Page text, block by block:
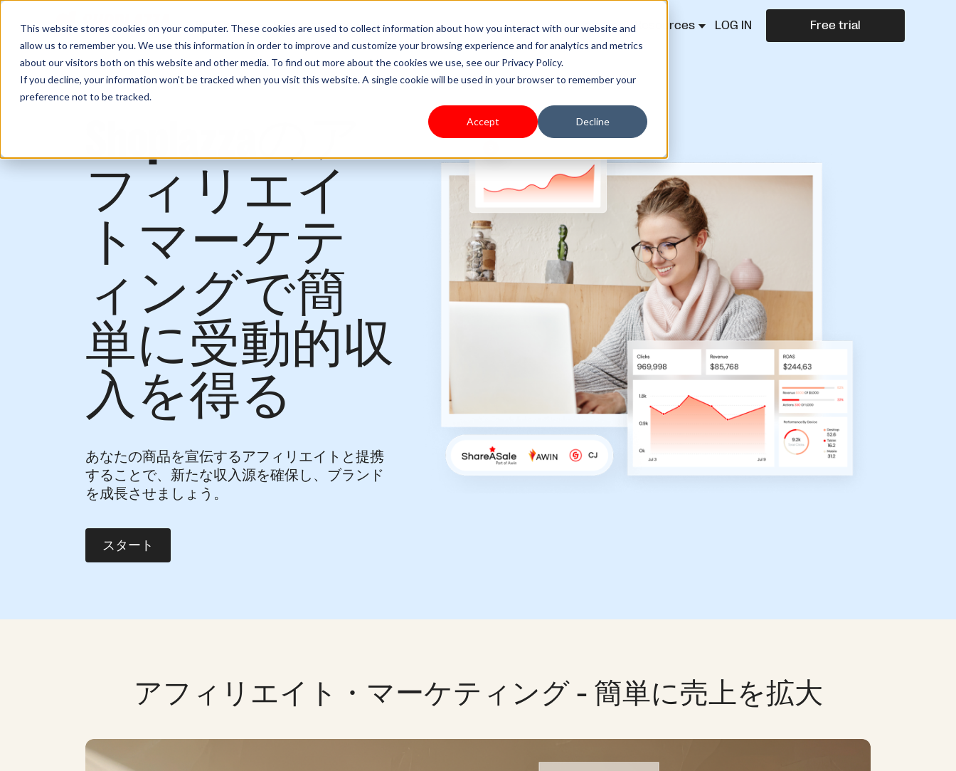
This website stores cookies on your computer. These cookies are used to collect information about how you interact with our website and
allow us to remember you. We use this information in order to improve and customize your browsing experience and for analytics and metrics
about our visitors both on this website and other media. To find out more about the cookies we use, see our Privacy Policy.
If you decline, your information won’t be tracked when you visit this website. A single cookie will be used in your browser to remember your
preference not to be tracked.
Accept Decline
Sell Online Business Type Pricing Shoplazza.cn Resources LOG IN Free trial
フィリエイ
トマーケテ
ィングで簡
単に受動的収
入を得る
あなたの商品を宣伝するアフィリエイトと提携
することで、新たな収入源を確保し、ブランド
を成長させましょう。
スタート
アフィリエイト・マーケティング - 簡単に売上を拡大